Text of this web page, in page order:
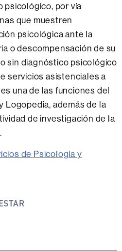
psicológico, por vía
que muestren
psicológica ante la
o descompensación de su
sin diagnóstico psicológico
servicios asistenciales a
una de las funciones del
Logopedia, además de la
de investigación de la
de Psicología y